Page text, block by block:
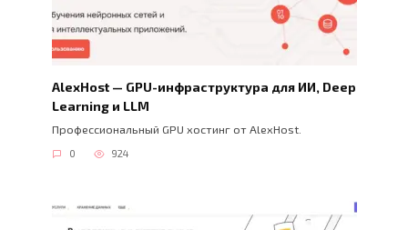
AlexHost — GPU-инфраструктура для ИИ, Deep
Learning и LLM
Профессиональный GPU хостинг от AlexHost.
0 924